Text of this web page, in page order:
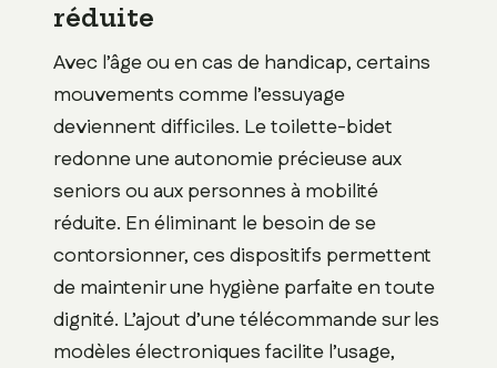
réduite
Avec l’âge ou en cas de handicap, certains
mouvements comme l’essuyage
deviennent difficiles. Le toilette-bidet
redonne une autonomie précieuse aux
seniors ou aux personnes à mobilité
réduite. En éliminant le besoin de se
contorsionner, ces dispositifs permettent
de maintenir une hygiène parfaite en toute
dignité. L’ajout d’une télécommande sur les
modèles électroniques facilite l’usage,